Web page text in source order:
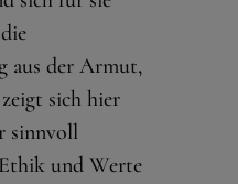
aus der Armut,
sich hier
sinnvoll
und Werte